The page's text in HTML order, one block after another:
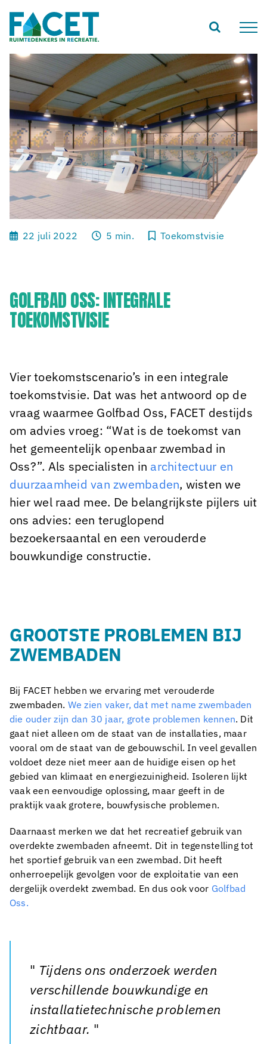
naar
inhoud
22 juli 2022 5 min. Toekomstvisie
GOLFBAD OSS: INTEGRALE
TOEKOMSTVISIE
Vier toekomstscenario’s in een integrale
toekomstvisie. Dat was het antwoord op de
vraag waarmee Golfbad Oss, FACET destijds
om advies vroeg: “Wat is de toekomst van
het gemeentelijk openbaar zwembad in
Oss?”. Als specialisten in architectuur en
duurzaamheid van zwembaden, wisten we
hier wel raad mee. De belangrijkste pijlers uit
ons advies: een teruglopend
bezoekersaantal en een verouderde
bouwkundige constructie.
GROOTSTE PROBLEMEN BIJ
ZWEMBADEN
Bij FACET hebben we ervaring met verouderde
zwembaden. We zien vaker, dat met name zwembaden
die ouder zijn dan 30 jaar, grote problemen kennen. Dit
gaat niet alleen om de staat van de installaties, maar
vooral om de staat van de gebouwschil. In veel gevallen
voldoet deze niet meer aan de huidige eisen op het
gebied van klimaat en energiezuinigheid. Isoleren lijkt
vaak een eenvoudige oplossing, maar geeft in de
praktijk vaak grotere, bouwfysische problemen.
Daarnaast merken we dat het recreatief gebruik van
overdekte zwembaden afneemt. Dit in tegenstelling tot
het sportief gebruik van een zwembad. Dit heeft
onherroepelijk gevolgen voor de exploitatie van een
dergelijk overdekt zwembad. En dus ook voor Golfbad
Oss.
Tijdens ons onderzoek werden
verschillende bouwkundige en
installatietechnische problemen
zichtbaar.